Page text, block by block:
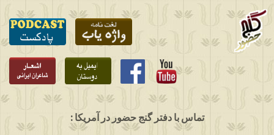
: تماس با دفتر گنج حضور در آمریکا